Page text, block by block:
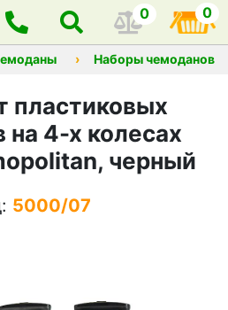
0 0
Наборы чемоданов
пластиковых
на 4-х колесах
черный
5000/07